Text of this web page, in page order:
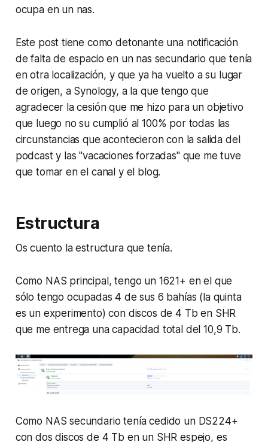
ocupa en un nas.
Este post tiene como detonante una notificación
de falta de espacio en un nas secundario que tenía
en otra localización, y que ya ha vuelto a su lugar
de origen, a Synology, a la que tengo que
agradecer la cesión que me hizo para un objetivo
que luego no su cumplió al 100% por todas las
circunstancias que acontecieron con la salida del
podcast y las "vacaciones forzadas" que me tuve
que tomar en el canal y el blog.
Estructura
Os cuento la estructura que tenía.
Como NAS principal, tengo un 1621+ en el que
sólo tengo ocupadas 4 de sus 6 bahías (la quinta
es un experimento) con discos de 4 Tb en SHR
que me entrega una capacidad total del 10,9 Tb.
Como NAS secundario tenía cedido un DS224+
con dos discos de 4 Tb en un SHR espejo, es